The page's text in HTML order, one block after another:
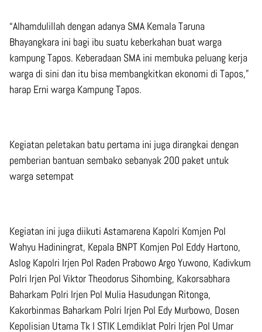
“Alhamdulillah dengan adanya SMA Kemala Taruna
Bhayangkara ini bagi ibu suatu keberkahan buat warga
kampung Tapos. Keberadaan SMA ini membuka peluang kerja
warga di sini dan itu bisa membangkitkan ekonomi di Tapos,”
harap Erni warga Kampung Tapos.
Kegiatan peletakan batu pertama ini juga dirangkai dengan
pemberian bantuan sembako sebanyak 200 paket untuk
warga setempat
Kegiatan ini juga diikuti Astamarena Kapolri Komjen Pol
Wahyu Hadiningrat, Kepala BNPT Komjen Pol Eddy Hartono,
Aslog Kapolri Irjen Pol Raden Prabowo Argo Yuwono, Kadivkum
Polri Irjen Pol Viktor Theodorus Sihombing, Kakorsabhara
Baharkam Polri Irjen Pol Mulia Hasudungan Ritonga,
Kakorbinmas Baharkam Polri Irjen Pol Edy Murbowo, Dosen
Kepolisian Utama Tk I STIK Lemdiklat Polri Irjen Pol Umar